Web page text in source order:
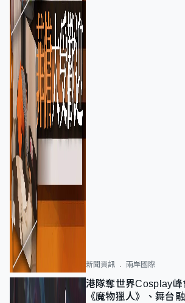
新聞資訊 兩岸國際
港隊奪世界Cosplay
《魔物獵人》、舞台